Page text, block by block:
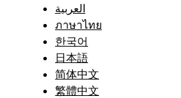
العربية
ภาษาไทย
한국어
日本語
简体中文
繁體中文